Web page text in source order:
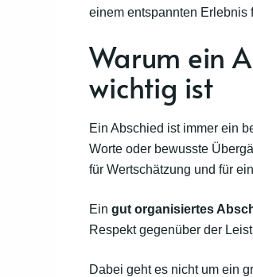
einem entspannten Erlebnis
Warum ein
wichtig ist
Ein Abschied ist immer ein
Worte oder bewusste
für Wertschätzung und für
Ein gut organisiertes
Respekt gegenüber der
Dabei geht es nicht um ein